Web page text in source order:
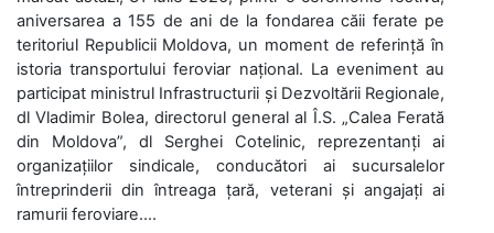
aniversarea a 155 de ani de la fondarea căii ferate pe
teritoriul Republicii Moldova, un moment de referință în
istoria transportului feroviar național. La eveniment au
participat ministrul Infrastructurii și Dezvoltării Regionale,
dl Vladimir Bolea, directorul general al Î.S. „Calea Ferată
din Moldova”, dl Serghei Cotelinic, reprezentanți ai
organizațiilor sindicale, conducători ai sucursalelor
întreprinderii din întreaga țară, veterani și angajați ai
ramurii feroviare....